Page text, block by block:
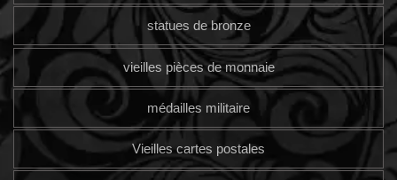
statues de bronze
vieilles pièces de monnaie
médailles militaire
Vieilles cartes postales